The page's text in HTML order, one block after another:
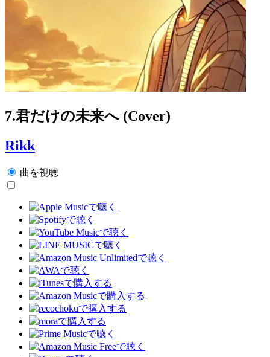
7.君だけの未来へ (Cover)
Rikk
曲を視聴